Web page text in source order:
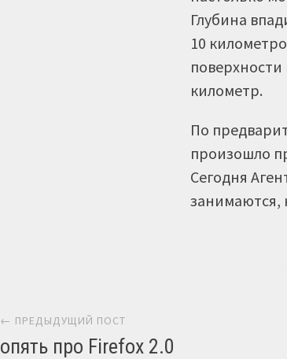
Глубина
10
километр.
По
произошло
Сегодня
занимаются,
← ПРЕДЫДУЩИЙ ПОСТ
опять про Firefox 2.0